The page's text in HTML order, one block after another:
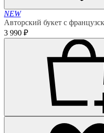
NEW
Авторский букет с
3 990 ₽